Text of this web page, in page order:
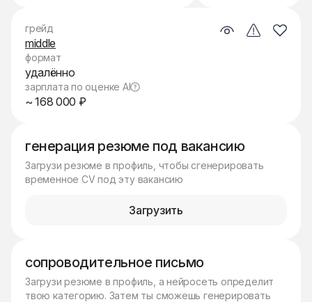
генерация резюме под вакансию
Загрузи резюме в профиль, чтобы сгенерировать
временное CV под эту вакансию
Загрузить
сопроводительное письмо
Загрузи резюме в профиль, а нейросеть определит
твою категорию. Затем ты сможешь генерировать
грейд
middle
формат
удалённо
зарплата по оценке AI
~ 168 000 ₽